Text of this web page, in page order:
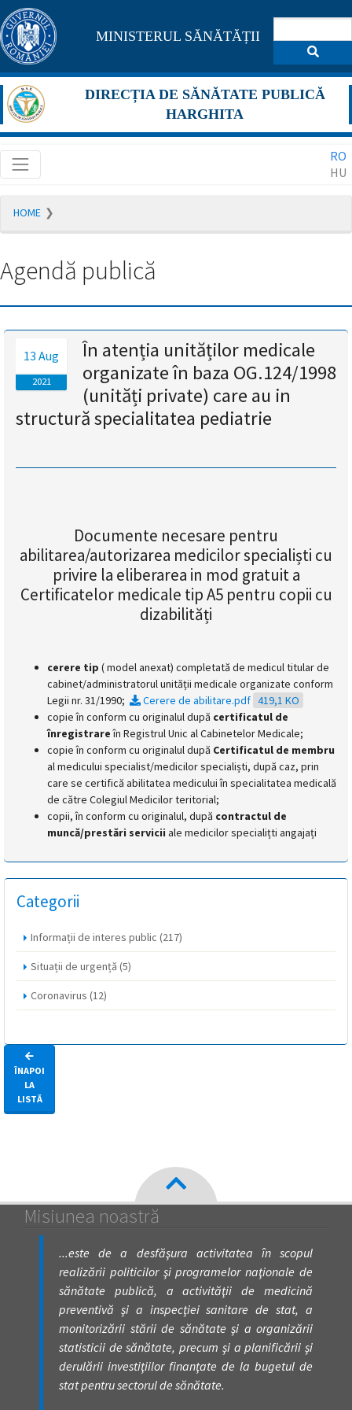
Pagina
maghiară
se
află
în
construcție
Redirecționare
română
în
secunde.
magyar
nyelvű
van
másodpercen
MINISTERUL SĂNĂTĂȚII
DIRECȚIA DE SĂNĂTATE PUBLICĂ
HARGHITA
RO
HU
HOME
Agendă publică
13 Aug
2021
În atenția unităților medicale
organizate în baza OG.124/1998
(unități private) care au in
structură specialitatea pediatrie
Documente necesare pentru
abilitarea/autorizarea medicilor specialiști cu
privire la eliberarea in mod gratuit a
Certificatelor medicale tip A5 pentru copii cu
dizabilități
cerere tip ( model anexat) completată de medicul titular de
cabinet/administratorul unității medicale organizate conform
Legii nr. 31/1990;
Cerere de abilitare.pdf 419,1 KO
copie în conform cu originalul după certificatul de
înregistrareîn Registrul Unic al Cabinetelor Medicale;
copie în conform cu originalul după Certificatul de membru
al medicului specialist/medicilor specialiști, după caz, prin
care se certifică abilitatea medicului în specialitatea medicală
de către Colegiul Medicilor teritorial;
copii, în conform cu originalul, după contractul de
muncă/prestări servicii ale medicilor specialițti angajați
Categorii
Informații de interes public (217)
Situații de urgență (5)
Coronavirus (12)
ÎNAPOI
LA
LISTĂ
Misiunea noastră
...este de a desfăşura activitatea în scopul
realizării politicilor şi programelor naţionale de
sănătate publică, a activităţii de medicină
preventivă şi a inspecţiei sanitare de stat, a
monitorizării stării de sănătate şi a organizării
statisticii de sănătate, precum şi a planificării şi
derulării investiţiilor finanţate de la bugetul de
stat pentru sectorul de sănătate.